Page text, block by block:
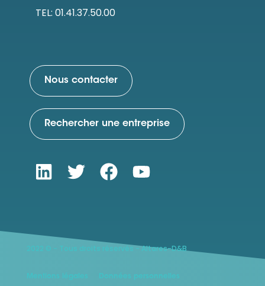
TEL: 01.41.37.50.00
Nous contacter
Rechercher une entreprise
2022 © - Tous droits réservés - Altares-D&B
Mentions légales Données personnelles